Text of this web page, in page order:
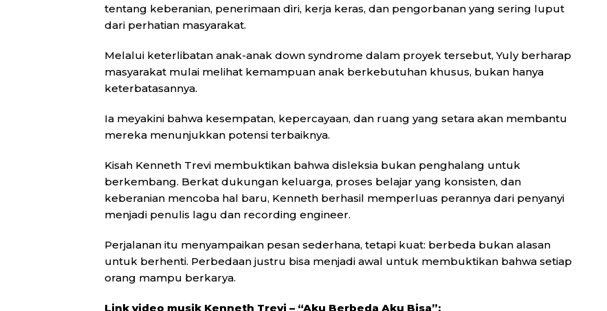
tentang keberanian, penerimaan diri, kerja keras, dan pengorbanan yang sering luput
dari perhatian masyarakat.
Melalui keterlibatan anak-anak down syndrome dalam proyek tersebut, Yuly berharap
masyarakat mulai melihat kemampuan anak berkebutuhan khusus, bukan hanya
keterbatasannya.
Ia meyakini bahwa kesempatan, kepercayaan, dan ruang yang setara akan membantu
mereka menunjukkan potensi terbaiknya.
Kisah Kenneth Trevi membuktikan bahwa disleksia bukan penghalang untuk
berkembang. Berkat dukungan keluarga, proses belajar yang konsisten, dan
keberanian mencoba hal baru, Kenneth berhasil memperluas perannya dari penyanyi
menjadi penulis lagu dan recording engineer.
Perjalanan itu menyampaikan pesan sederhana, tetapi kuat: berbeda bukan alasan
untuk berhenti. Perbedaan justru bisa menjadi awal untuk membuktikan bahwa setiap
orang mampu berkarya.
Link video musik Kenneth Trevi – “Aku Berbeda Aku Bisa”: